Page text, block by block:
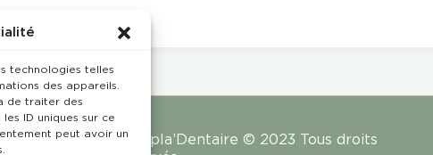
technologies telles
des appareils.
de traiter des
ID uniques sur ce
peut avoir unRempla’Dentaire © 2023 Tous droits